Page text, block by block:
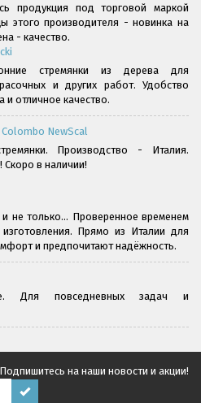
продукция под торговой маркой
этого производителя - новинка на
- качество.
стремянки из дерева для
и других работ. Удобство
и отличное качество.
NewScal
Производство - Италия.
Скоро в наличии!
не только... Проверенное временем
Прямо из Италии для
и предпочитают надёжность.
Для повседневных задач и
Подпишитесь на наши новости и акции!